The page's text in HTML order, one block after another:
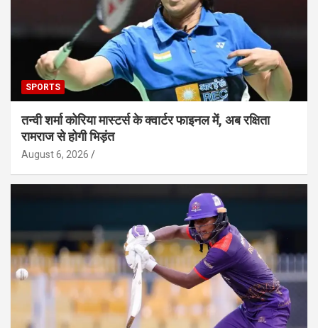
SPORTS
तन्वी शर्मा कोरिया मास्टर्स के क्वार्टर फाइनल में, अब रक्षिता
रामराज से होगी भिड़ंत
August 6, 2026